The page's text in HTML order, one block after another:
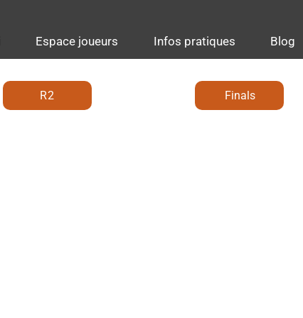
Espace joueurs Infos pratiques Blog
R2 Finals